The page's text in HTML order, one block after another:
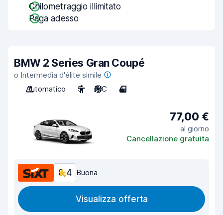
Chilometraggio illimitato
Paga adesso
BMW 2 Series Gran Coupé
o Intermedia d'élite simile
Automatico
5 A/C 4
77,00 €
al giorno
Cancellazione gratuita
8,4 Buona
Visualizza offerta